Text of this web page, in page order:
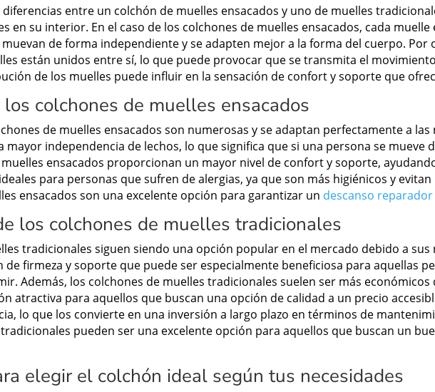
entre un colchón de muelles ensacados y uno de muelles
en su interior. En el caso de los colchones de muelles ensacados, cada
de forma independiente y se adapten mejor a la forma del cuerpo. Por
están unidos entre sí, lo que puede provocar que se transmita el
de los muelles puede influir en la sensación de confort y soporte que
colchones de muelles ensacados
de muelles ensacados son numerosas y se adaptan perfectamente a
mayor independencia de lechos, lo que significa que si una persona se mueve
ensacados proporcionan un mayor nivel de confort y soporte,
para personas que sufren de alergias, ya que son más higiénicos y
ensacados son una excelente opción para garantizar un descanso reparador
los colchones de muelles tradicionales
tradicionales siguen siendo una opción popular en el mercado debido a
de firmeza y soporte que puede ser especialmente beneficiosa para aquellas
Además, los colchones de muelles tradicionales suelen ser más
atractiva para aquellos que buscan una opción de calidad a un precio
lo que los convierte en una inversión a largo plazo en términos de
pueden ser una excelente opción para aquellos que buscan un
elegir el colchón ideal según tus necesidades